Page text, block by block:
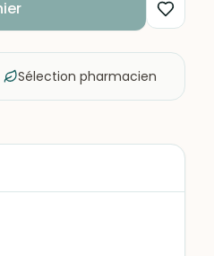
Sélection pharmacien